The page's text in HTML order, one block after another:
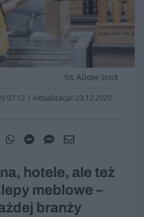
fot. ADobe Stock
07:12 | Aktualizacja: 23.12.2020
hotele, ale też
meblowe –
branży